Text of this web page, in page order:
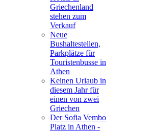
Griechenland
stehen zum
Verkauf
Neue
Bushaltestellen,
Parkplätze für
Touristenbusse in
Athen
Keinen Urlaub in
diesem Jahr für
einen von zwei
Griechen
Der Sofia Vembo
Platz in Athen -